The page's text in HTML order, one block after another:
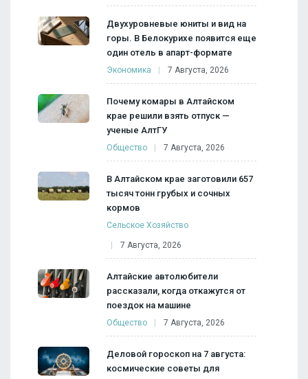
Двухуровневые юниты и вид на
горы. В Белокурихе появится еще
один отель в апарт-формате
Экономика 7 Августа, 2026
Почему комары в Алтайском
крае решили взять отпуск —
ученые АлтГУ
Общество 7 Августа, 2026
В Алтайском крае заготовили 657
тысяч тонн грубых и сочных
кормов
Сельское Хозяйство
7 Августа, 2026
Алтайские автолюбители
рассказали, когда откажутся от
поездок на машине
Общество 7 Августа, 2026
Деловой гороскоп на 7 августа:
космические советы для